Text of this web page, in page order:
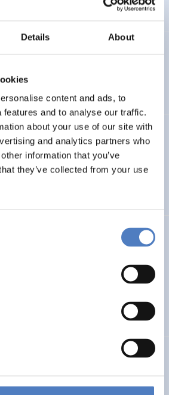
Details About
content and ads, to
features and to analyse our traffic.
about your use of our site with
and analytics partners who
information that you’ve
they’ve collected from your use
Development
Transformation HUBS
zur“Förderung von Forschung
and Outcome Category of